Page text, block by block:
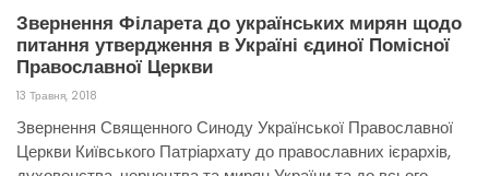
Звернення Філарета до українських мирян щодо
питання утвердження в Україні єдиної Помісної
Православної Церкви
13 Травня, 2018
Звернення Священного Синоду Української Православної
Церкви Київського Патріархату до православних ієрархів,